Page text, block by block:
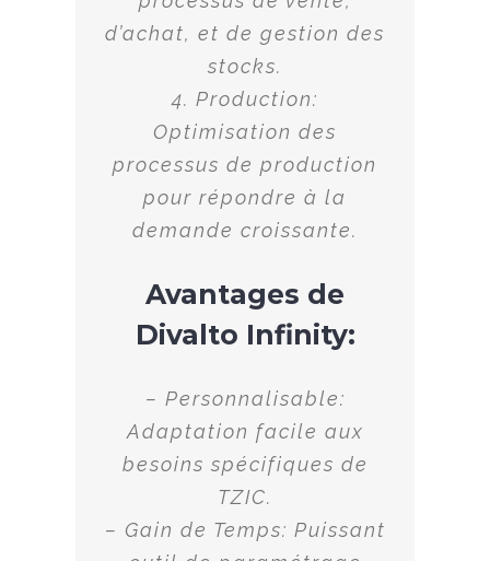
d’achat, et de gestion des
stocks.
4. Production:
Optimisation des
processus de production
pour répondre à la
demande croissante.
Avantages de
Divalto Infinity:
– Personnalisable:
Adaptation facile aux
besoins spécifiques de
TZIC.
– Gain de Temps: Puissant